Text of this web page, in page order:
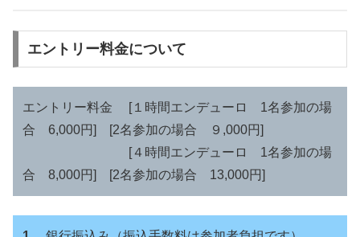
エントリー料金について
エントリー料金 [１時間エンデューロ 1名参加の場
合 6,000円] [2名参加の場合 ９,000円]
[４時間エンデューロ 1名参加の場
合 8,000円] [2名参加の場合 13,000円]